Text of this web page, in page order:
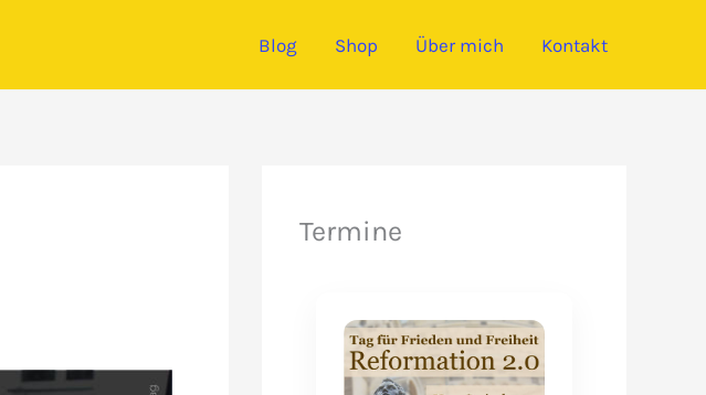
Blog Shop Über mich Kontakt
Termine